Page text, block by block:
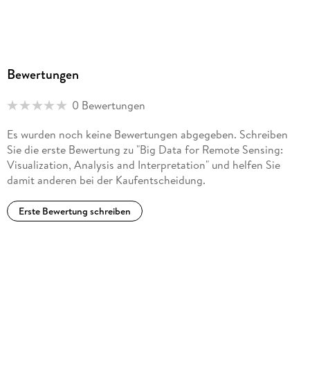
Bewertungen
0 Bewertungen
Es wurden noch keine Bewertungen abgegeben. Schreiben
Sie die erste Bewertung zu "Big Data for Remote Sensing:
Visualization, Analysis and Interpretation" und helfen Sie
damit anderen bei der Kaufentscheidung.
Erste Bewertung schreiben